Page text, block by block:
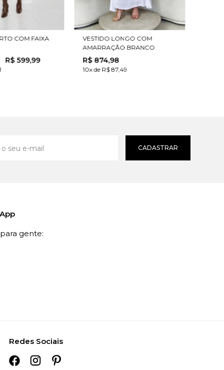
COM FAIXA
R$ 599,99
VESTIDO LONGO COM
AMARRAÇÃO BRANCO
R$ 874,98
10x de R$ 87,49
CADASTRAR
gente:
Redes Sociais